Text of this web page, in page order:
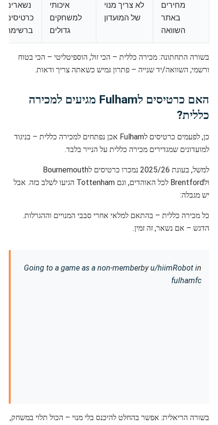
מחירים
באתר
השוואה
לא צריך מנוי
של המועדון
איכותי
למשחקים
גדולים
נשארים
כרטיסים
ברשימה
בשורה התחתונה: מכירה כללית – הכי זול; הוספיטליטי – הכי בטוח
ורשמי; השוואה/יד שנייה – פתרון גּמיש כשאתה צריך ודאות.
האם כרטיסים לFulham מגיעים למכירה
כללית?
כן, לפעמים כרטיסים לFulham אכן נפתחים למכירה כללית – בניגוד
למועדונים שמגדירים מכירה כללית על הנייר בלבד.
למשל, בעונת 2025/26 נמכרו כרטיסים לBournemouth
ולBrentford לכל האוהדים, וגם Tottenham הגיעו לשלב כזה. אבל
יש מגבלה:
כל מכירה כללית – בהתאם למלאי אחרי סבבי המנויים וההגרלות.
הדגש – אם נשאר, זה זמין.
Going to a game as a non-memberbyu/hiimRobot in
fulhamfc
בשורה הריאלית: אפשר בהחלט להיכנס בלי מנוי – הכול תלוי במשחק,